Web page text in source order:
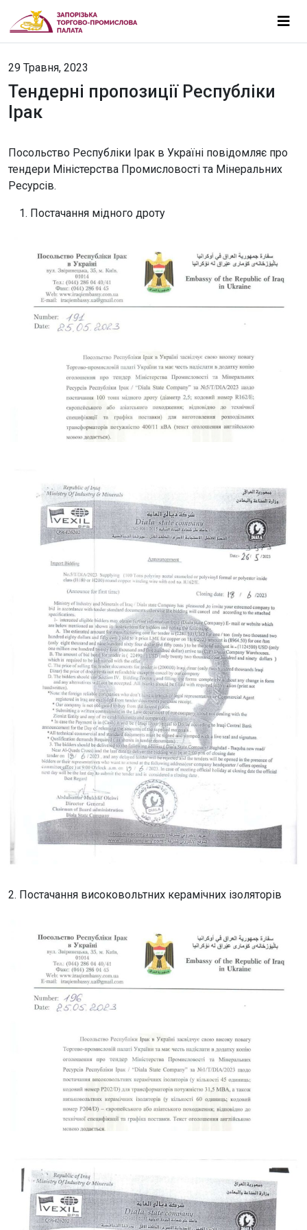
29 Травня, 2023
Тендерні пропозиції Республіки
Ірак
Посольство Республіки Ірак в Україні повідомляє про
тендери Міністерства Промисловості та Мінеральних
Ресурсів.
Постачання мідного дроту
2. Постачання високовольтних керамічних ізоляторів